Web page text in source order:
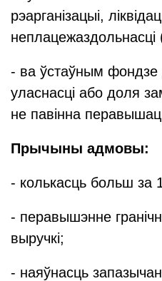
рэарганізацыі,
неплацежаздольнасці
- ва ўстаўным фондзе
уласнасці або доля
не павінна
Прычыны адмовы:
- колькасць больш за
- перавышэнне
выручкі;
- наяўнасць